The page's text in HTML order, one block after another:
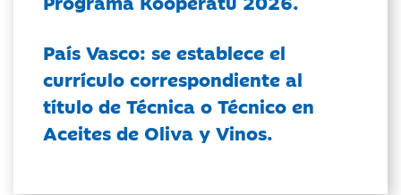
País Vasco: se establece el
currículo correspondiente al
título de Técnica o Técnico en
Aceites de Oliva y Vinos.